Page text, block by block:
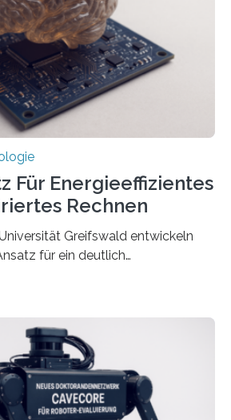
um lebensechte Avatare zu
wichtig ist uns eine ganzheitliche
Körperbewegung, Gestik
sind…
Für Energieeffizientes
Rechnen
Greifswald entwickeln
für ein deutlich
vom menschlichen Gehirn. Die
vor
Herkömmliche Silizium-
an ihre Grenzen: Sie verbrauchen
und Verarbeitungseinheiten
und die Datenübertragung